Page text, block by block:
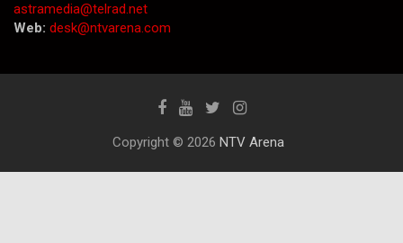
astramedia@telrad.net
Web: desk@ntvarena.com
Copyright © 2026 NTV Arena